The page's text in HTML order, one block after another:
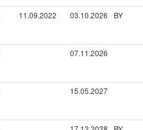
11.09.2022 03.10.2026 BY
07.11.2026
15.05.2027